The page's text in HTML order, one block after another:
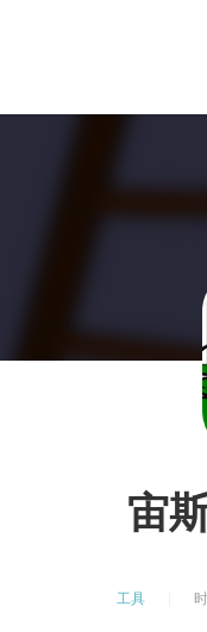
宙
工具